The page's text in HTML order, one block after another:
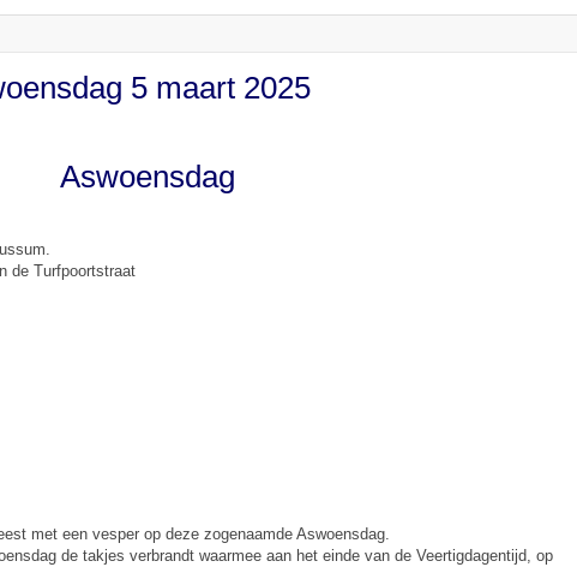
5 maart 2025
Aswoensdag
de Turfpoortstraat
met een vesper op deze zogenaamde Aswoensdag.
de takjes verbrandt waarmee aan het einde van de Veertigdagentijd, op